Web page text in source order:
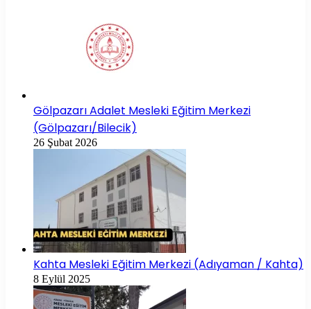
Gölpazarı Adalet Mesleki Eğitim Merkezi
(Gölpazarı/Bilecik)
26 Şubat 2026
Kahta Mesleki Eğitim Merkezi (Adıyaman / Kahta)
8 Eylül 2025